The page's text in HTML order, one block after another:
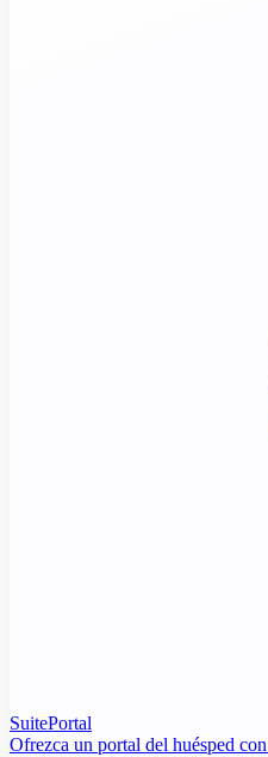
SuitePortal
Ofrezca un portal del huésped